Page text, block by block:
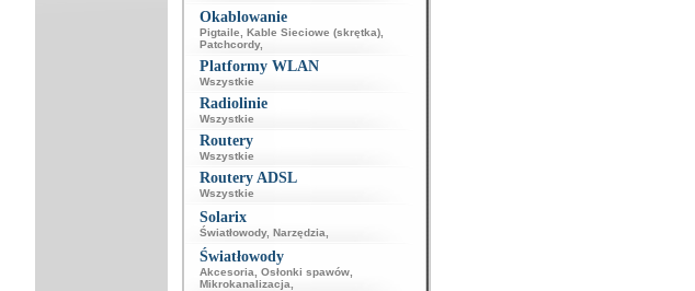
Okablowanie
Pigtaile Kable Sieciowe (skrętka),
Patchcordy,
Platformy WLAN
Wszystkie
Radiolinie
Wszystkie
Routery
Wszystkie
Routery ADSL
Wszystkie
Solarix
Światłowody, Narzędzia
Światłowody
Akcesoria Osłonki spawów,
Mikrokanalizacja